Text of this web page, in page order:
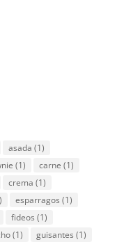
asada (1)
(1) carne (1)
crema (1)
esparragos (1)
fideos (1)
(1) guisantes (1)